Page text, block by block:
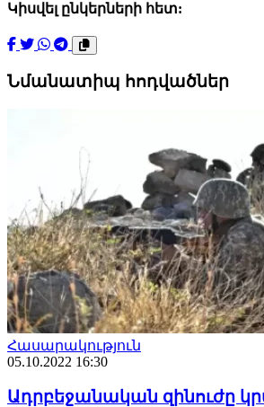
Կիսվել ընկերների հետ:
Նմանատիպ հոդվածներ
Հասարակություն
05.10.2022 16:30
Ադրբեջանական զինուժը